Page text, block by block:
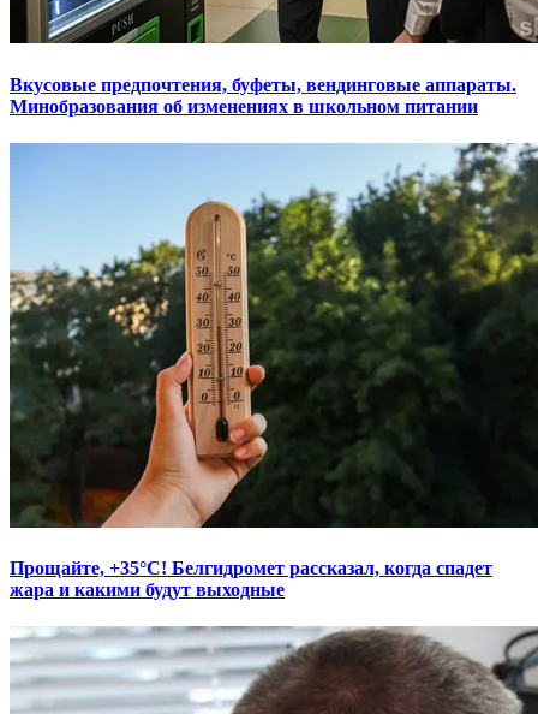
Вкусовые предпочтения, буфеты, вендинговые аппараты.
Минобразования об изменениях в школьном питании
Прощайте, +35°С! Белгидромет рассказал, когда спадет
жара и какими будут выходные